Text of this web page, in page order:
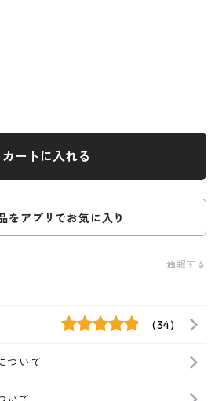
カートに入れる
をアプリでお気に入り
通報する
(34)
ついて